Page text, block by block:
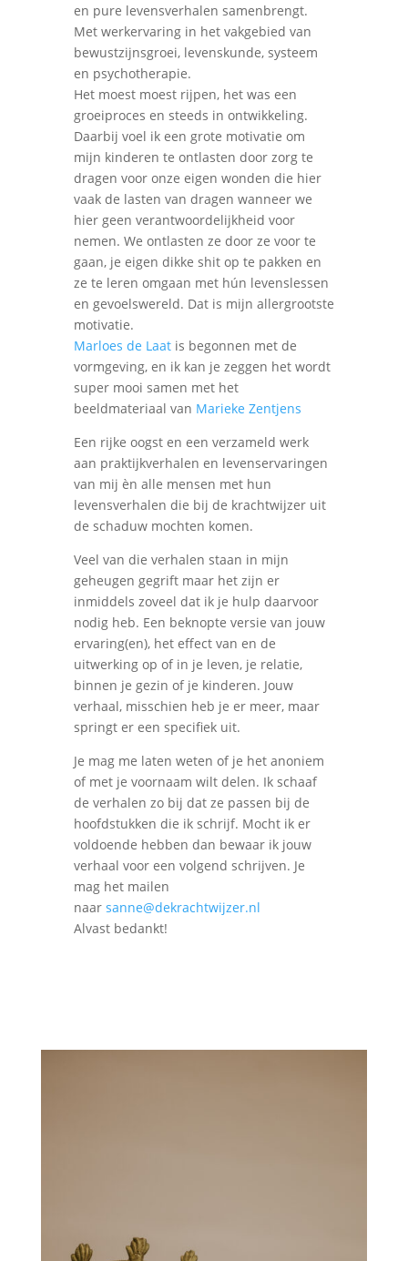
en pure levensverhalen samenbrengt.
Met werkervaring in het vakgebied van
bewustzijnsgroei, levenskunde, systeem
en psychotherapie.
Het moest moest rijpen, het was een
groeiproces en steeds in ontwikkeling.
Daarbij voel ik een grote motivatie om
mijn kinderen te ontlasten door zorg te
dragen voor onze eigen wonden die hier
vaak de lasten van dragen wanneer we
hier geen verantwoordelijkheid voor
nemen. We ontlasten ze door ze voor te
gaan, je eigen dikke shit op te pakken en
ze te leren omgaan met hún levenslessen
en gevoelswereld. Dat is mijn allergrootste
motivatie.
Marloes de Laatis begonnen met de
vormgeving, en ik kan je zeggen het wordt
super mooi samen met het
beeldmateriaal van Marieke Zentjens
Een rijke oogst en een verzameld werk
aan praktijkverhalen en levenservaringen
van mij èn alle mensen met hun
levensverhalen die bij de krachtwijzer uit
de schaduw mochten komen.
Veel van die verhalen staan in mijn
geheugen gegrift maar het zijn er
inmiddels zoveel dat ik je hulp daarvoor
nodig heb. Een beknopte versie van jouw
ervaring(en), het effect van en de
uitwerking op of in je leven, je relatie,
binnen je gezin of je kinderen. Jouw
verhaal, misschien heb je er meer, maar
springt er een specifiek uit.
Je mag me laten weten of je het anoniem
of met je voornaam wilt delen. Ik schaaf
de verhalen zo bij dat ze passen bij de
hoofdstukken die ik schrijf. Mocht ik er
voldoende hebben dan bewaar ik jouw
verhaal voor een volgend schrijven. Je
mag het mailen
naar sanne@dekrachtwijzer.nl
Alvast bedankt!